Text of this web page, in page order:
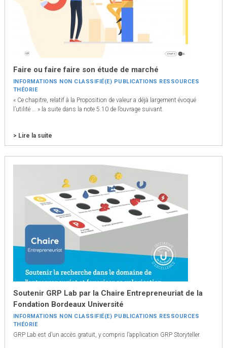
Faire ou faire faire son étude de marché
INFORMATIONS NON CLASSIFIÉ(E) PUBLICATIONS RESSOURCES
THÉORIE
« Ce chapitre, relatif à la Proposition de valeur a déjà largement évoqué
l’utilité … » la suite dans la note 5.10 de l’ouvrage suivant.
> Lire la suite
Soutenir GRP Lab par la Chaire Entrepreneuriat de la
Fondation Bordeaux Université
INFORMATIONS NON CLASSIFIÉ(E) PUBLICATIONS RESSOURCES
THÉORIE
GRP Lab est d’un accès gratuit, y compris l’application GRP Storyteller.